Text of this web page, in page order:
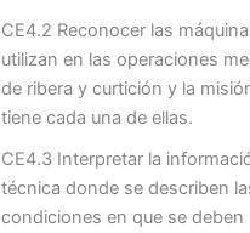
CE4.2 Reconocer las
utilizan en las operaciones
de ribera y curtición y la
tiene cada una de ellas.
CE4.3 Interpretar la
técnica donde se describen
condiciones en que se deben